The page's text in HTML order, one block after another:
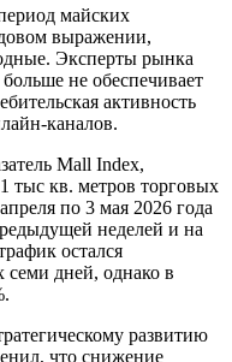
майских
выражении,
Эксперты рынка
не обеспечивает
активность
каналов.
Mall Index,
тыс кв. метров торговых
по 3 мая 2026 года
неделей и на
остался
дней, однако в
развитию
что снижение